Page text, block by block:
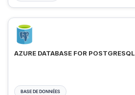
AZURE DATABASE FOR POSTGRESQL
BASE DE DONNÉES